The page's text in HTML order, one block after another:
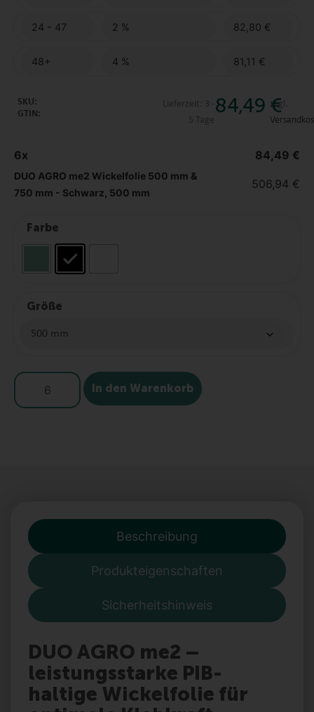
24 - 47 2 % 82,80 €
48+ 4 % 81,11 €
SKU:
GTIN:
Lieferzeit:
3 -
5 Tage
84,49 €
zzgl.
6x 84,49 €
DUO AGRO me2 Wickelfolie 500 mm &
750 mm - Schwarz, 500 mm
506,94 €
Farbe
Größe
In den Warenkorb
Beschreibung
Produkteigenschaften
Sicherheitshinweis
DUO AGRO me2 –
leistungsstarke PIB-
haltige Wickelfolie für